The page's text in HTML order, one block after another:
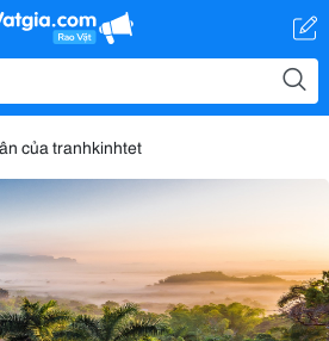
của tranhkinhtet